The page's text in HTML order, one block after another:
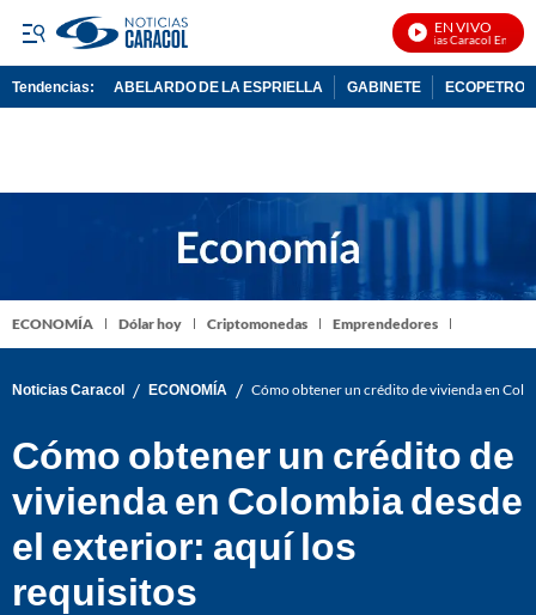
EN VIVO
Noticias Caracol En Vivo
Tendencias: ABELARDO DE LA ESPRIELLA GABINETE ECOPETROL
ECONOMÍA Dólar hoy Criptomonedas Emprendedores
Noticias Caracol / ECONOMÍA / Cómo obtener un crédito de vivienda en
Cómo obtener un crédito de
vivienda en Colombia desde
el exterior: aquí los
requisitos